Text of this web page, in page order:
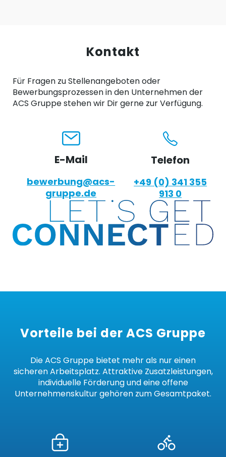
Kontakt
Für Fragen zu Stellenangeboten oder
Bewerbungsprozessen in den Unternehmen der
ACS Gruppe stehen wir Dir gerne zur Verfügung.
E-Mail
bewerbung@acs-
gruppe.de
Telefon
+49 (0) 341 355
913 0
Vorteile bei der ACS Gruppe
Die ACS Gruppe bietet mehr als nur einen
sicheren Arbeitsplatz. Attraktive Zusatzleistungen,
individuelle Förderung und eine offene
Unternehmenskultur gehören zum Gesamtpaket.